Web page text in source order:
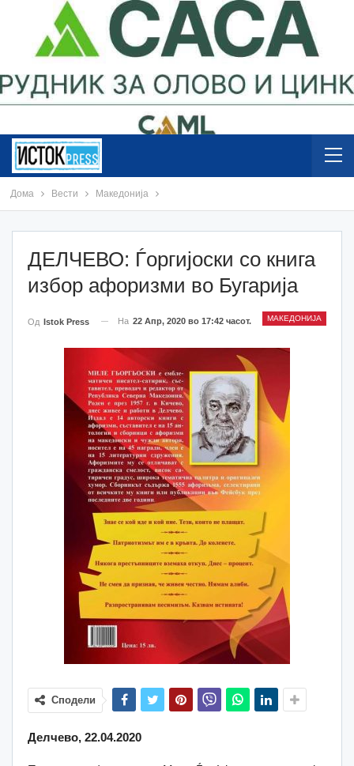
Дома Вести Македонија
ДЕЛЧЕВО: Ѓоргијоски со книга
избор афоризми во Бугарија
МАКЕДОНИЈА
Од Istok Press На 22 Апр, 2020 во 17:42 часот.
Сподели
Делчево, 22.04.2020